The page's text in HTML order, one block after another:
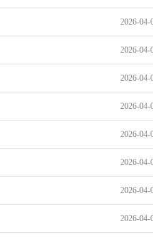
2026-04-
2026-04-
2026-04-
2026-04-
2026-04-
2026-04-
2026-04-
2026-04-